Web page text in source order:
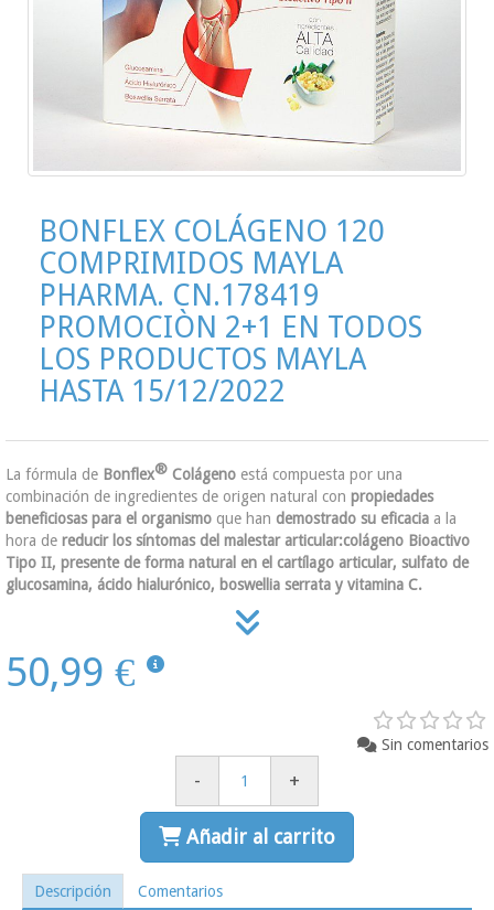
BONFLEX COLÁGENO 120
COMPRIMIDOS MAYLA
PHARMA. CN.178419
PROMOCIÒN 2+1 EN TODOS
LOS PRODUCTOS MAYLA
HASTA 15/12/2022
La fórmula de Bonflex® Colágeno está compuesta por una
combinación de ingredientes de origen natural con propiedades
beneficiosas para el organismo que han demostrado su eficacia a la
hora de reducir los síntomas del malestar articular:colágeno Bioactivo
Tipo II, presente de forma natural en el cartílago articular, sulfato de
glucosamina, ácido hialurónico, boswellia serrata y vitamina C.
50,99 €
Sin comentarios
- +
Añadir al carrito
Descripción Comentarios